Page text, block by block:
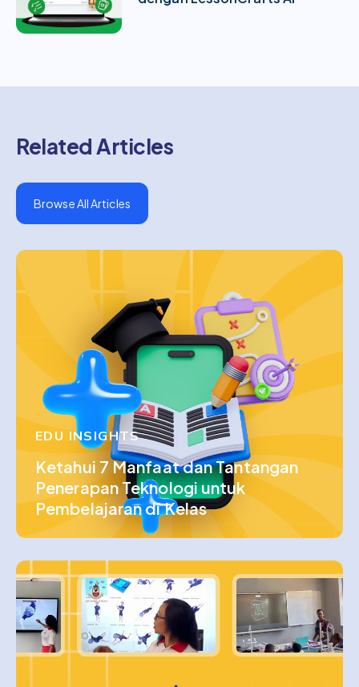
Related Articles
Browse All Articles
EDU INSIGHTS
Ketahui 7 Manfaat dan Tantangan
Penerapan Teknologi untuk
Pembelajaran di Kelas